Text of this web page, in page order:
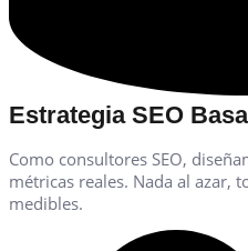
Estrategia SEO
Como consultores SEO,
métricas reales. Nada al azar,
medibles.